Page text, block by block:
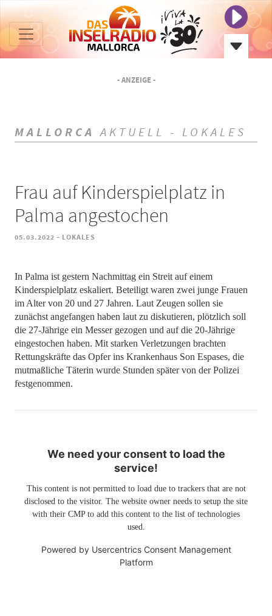
- ANZEIGE -
MALLORCA AKTUELL - LOKALES
Frau auf Kinderspielplatz in
Palma angestochen
05.03.2022 - LOKALES
In Palma ist gestern Nachmittag ein Streit auf einem
Kinderspielplatz eskaliert. Beteiligt waren zwei junge Frauen
im Alter von 20 und 27 Jahren. Laut Zeugen sollen sie
zunächst angefangen haben laut zu diskutieren, plötzlich soll
die 27-Jährige ein Messer gezogen und auf die 20-Jährige
eingestochen haben. Mit starken Verletzungen brachten
Rettungskräfte das Opfer ins Krankenhaus Son Espases, die
mutmaßliche Täterin wurde Stunden später von der Polizei
festgenommen.
We need your consent to load the
service!
This content is not permitted to load due to trackers that are not
disclosed to the visitor. The website owner needs to setup the site
with their CMP to add this content to the list of technologies
used.
Powered by Usercentrics Consent Management
Platform